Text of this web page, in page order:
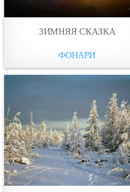
ЗИМНЯЯ СКАЗКА
ФОНАРИ